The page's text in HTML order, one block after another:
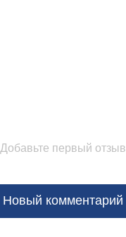
Добавьте первый отзыв
Новый комментарий